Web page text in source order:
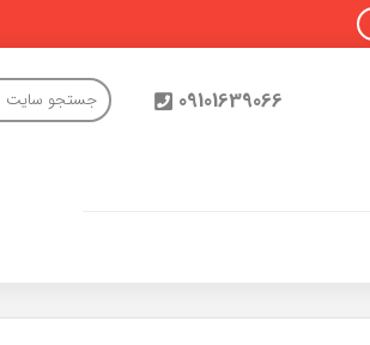
09101639066